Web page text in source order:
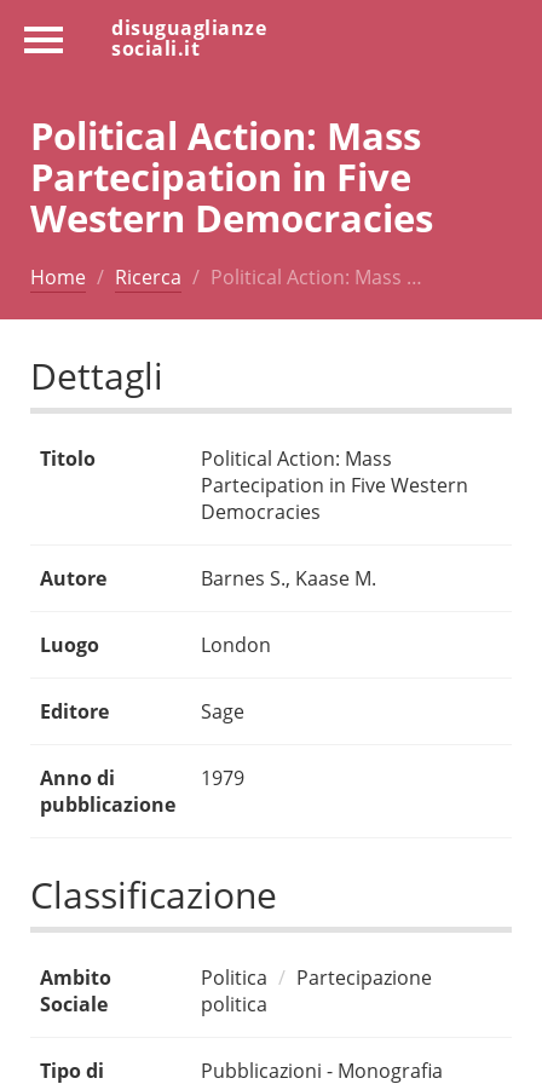
disuguaglianze
sociali.it
Political Action: Mass
Partecipation in Five
Western Democracies
Home Ricerca Political Action: Mass …
Dettagli
Titolo
Political Action: Mass
Partecipation in Five Western
Democracies
Autore Barnes S., Kaase M.
Luogo London
Editore Sage
Anno di
pubblicazione
1979
Classificazione
Ambito
Sociale
Politica
Partecipazione
politica
Tipo di Pubblicazioni - Monografia